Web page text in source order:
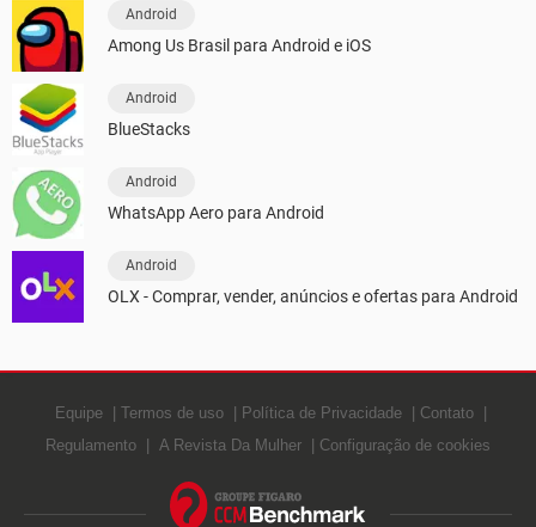
Android
Among Us Brasil para Android e iOS
Android
BlueStacks
Android
WhatsApp Aero para Android
Android
OLX - Comprar, vender, anúncios e ofertas para Android
Equipe Termos de uso Política de Privacidade
Contato
Regulamento
A Revista Da Mulher Configuração de cookies